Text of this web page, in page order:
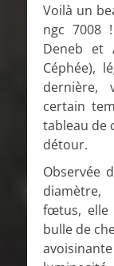
Voilà un
ngc 7008
Deneb et
Céphée),
dernière,
certain
tableau de
détour.
Observée
fœtus, elle
bulle de